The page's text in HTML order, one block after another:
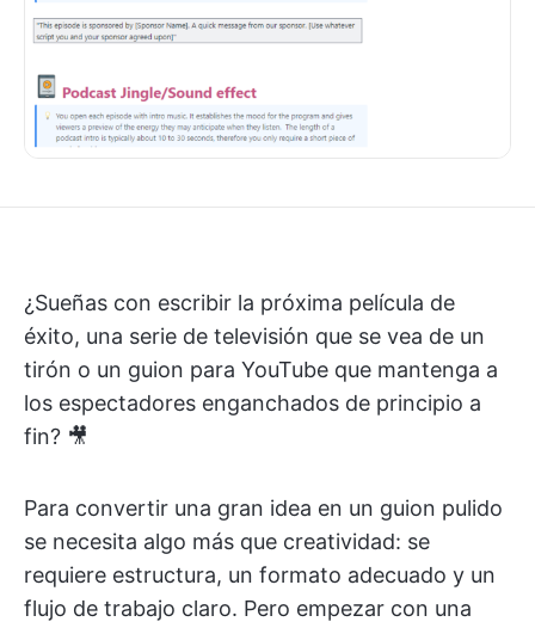
¿Sueñas con escribir la próxima película de
éxito, una serie de televisión que se vea de un
tirón o un guion para YouTube que mantenga a
los espectadores enganchados de principio a
fin? 🎥
Para convertir una gran idea en un guion pulido
se necesita algo más que creatividad: se
requiere estructura, un formato adecuado y un
flujo de trabajo claro. Pero empezar con una